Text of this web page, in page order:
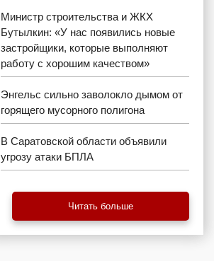
Министр строительства и ЖКХ
Бутылкин: «У нас появились новые
застройщики, которые выполняют
работу с хорошим качеством»
Энгельс сильно заволокло дымом от
горящего мусорного полигона
В Саратовской области объявили
угрозу атаки БПЛА
Читать больше